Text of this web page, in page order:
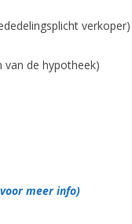
verkoper)
de hypotheek)
meer info)